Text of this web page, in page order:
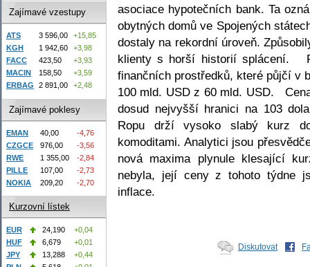
asociace hypotečních bank. Ta
obytných domů ve Spojených
dostaly na rekordní úroveň.
klienty s horší historií splácení.
finančních prostředků, které půjčí v
100 mld. USD z 60 mld. USD.
dosud nejvyšší hranici na 103
Ropu drží vysoko slabý kurz
komoditami. Analytici jsou
nová maxima plynule klesající
nebyla, její ceny z tohoto týdne
inflace.
Diskutovat
Zajímavé vzestupy
ATS 3 596,00
+15,85
KGH
1 942,60
+3,98
FACC
423,50
+3,93
MACIN
158,50
+3,59
ERBAG
2 891,00 +2,48
Zajímavé poklesy
EMAN 40,00
-4,76
CZGCE
976,00
-3,56
RWE
1 355,00
-2,84
PILLE
107,00
-2,73
NOKIA
209,20 -2,70
Kurzovní lístek
EUR 24,190
+0,04
HUF
6,679
+0,01
JPY
13,288
+0,44